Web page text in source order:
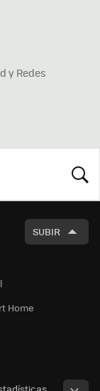
y Redes
SUBIR
Home